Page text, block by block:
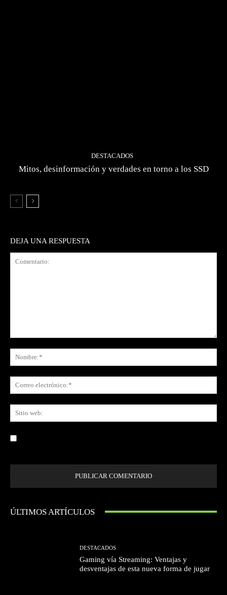
DESTACADOS
Mitos, desinformación y verdades en torno a los SSD
DEJA UNA RESPUESTA
ÚLTIMOS ARTÍCULOS
DESTACADOS
Gaming vía Streaming: Ventajas y
desventajas de esta nueva forma de jugar